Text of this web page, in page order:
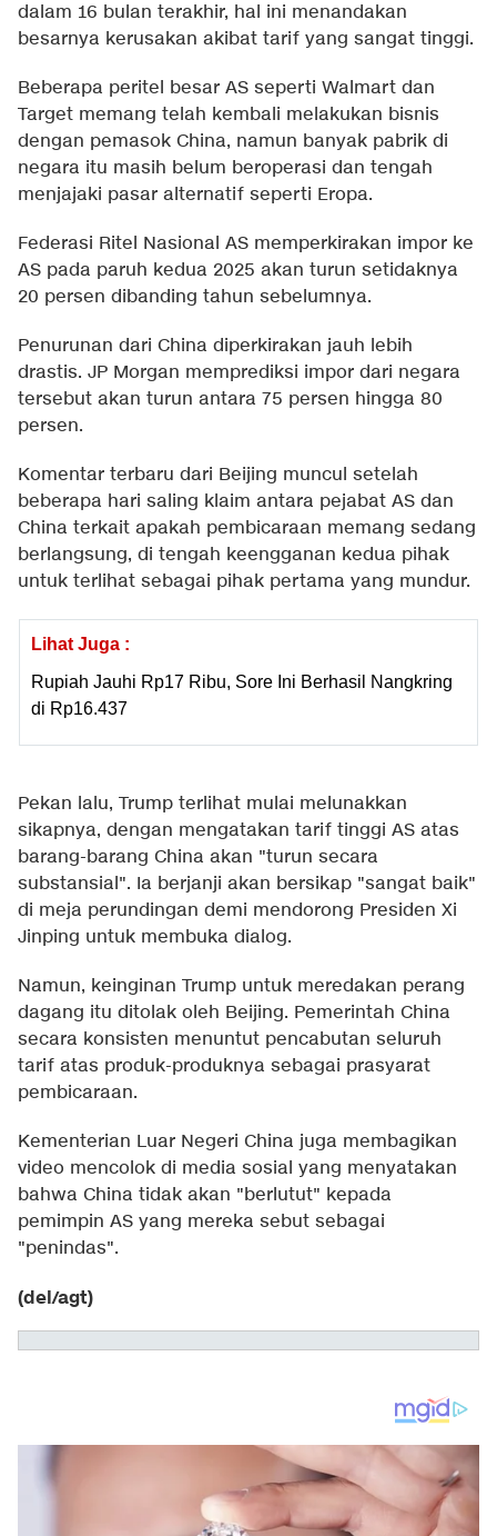
dalam 16 bulan terakhir, hal ini menandakan
besarnya kerusakan akibat tarif yang sangat tinggi.
Beberapa peritel besar AS seperti Walmart dan
Target memang telah kembali melakukan bisnis
dengan pemasok China, namun banyak pabrik di
negara itu masih belum beroperasi dan tengah
menjajaki pasar alternatif seperti Eropa.
Federasi Ritel Nasional AS memperkirakan impor ke
AS pada paruh kedua 2025 akan turun setidaknya
20 persen dibanding tahun sebelumnya.
Penurunan dari China diperkirakan jauh lebih
drastis. JP Morgan memprediksi impor dari negara
tersebut akan turun antara 75 persen hingga 80
persen.
Komentar terbaru dari Beijing muncul setelah
beberapa hari saling klaim antara pejabat AS dan
China terkait apakah pembicaraan memang sedang
berlangsung, di tengah keengganan kedua pihak
untuk terlihat sebagai pihak pertama yang mundur.
Lihat Juga :
Rupiah Jauhi Rp17 Ribu, Sore Ini Berhasil Nangkring
di Rp16.437
Pekan lalu, Trump terlihat mulai melunakkan
sikapnya, dengan mengatakan tarif tinggi AS atas
barang-barang China akan "turun secara
substansial". Ia berjanji akan bersikap "sangat baik"
di meja perundingan demi mendorong Presiden Xi
Jinping untuk membuka dialog.
Namun, keinginan Trump untuk meredakan perang
dagang itu ditolak oleh Beijing. Pemerintah China
secara konsisten menuntut pencabutan seluruh
tarif atas produk-produknya sebagai prasyarat
pembicaraan.
Kementerian Luar Negeri China juga membagikan
video mencolok di media sosial yang menyatakan
bahwa China tidak akan "berlutut" kepada
pemimpin AS yang mereka sebut sebagai
"penindas".
(del/agt)